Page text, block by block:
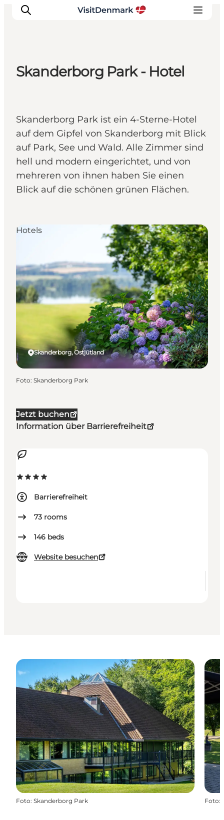
Erlebnisse
Unterkünfte
Reiseplanung
Skanderborg Park - Hotel
Skanderborg Park ist ein 4-Sterne-Hotel
auf dem Gipfel von Skanderborg mit Blick
auf Park, See und Wald. Alle Zimmer sind
hell und modern eingerichtet, und von
mehreren von ihnen haben Sie einen
Blick auf die schönen grünen Flächen.
Jetzt buchen
Information über Barrierefreiheit
Barrierefreiheit
73 rooms
146 beds
Website besuchen
Skanderborg, Ostjütland
Hotels
Foto: Skanderborg Park
Foto: Skanderborg Park Foto: